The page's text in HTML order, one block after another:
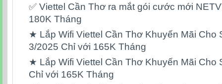
✅ Viettel Cần Thơ ra mắt gói cước mới
180K Tháng
★ Lắp Wifi Viettel Cần Thơ Khuyến Mãi Cho
3/2025 Chỉ với 165K Tháng
★ Lắp Wifi Viettel Cần Thơ Khuyến Mãi Cho
Chỉ với 165K Tháng